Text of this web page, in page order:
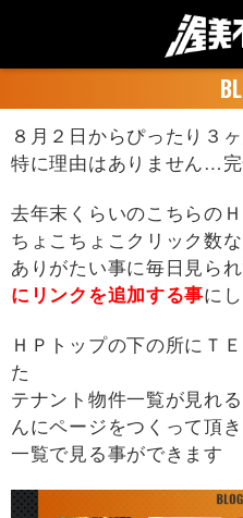
８月２日からぴったり３
特に理由はありません…
去年末くらいのこちらの
ちょこちょこクリック数
ありがたい事に毎日見ら
にリンクを追加する事に
ＨＰトップの下の所にＴ
た
テナント物件一覧が見れ
んにページをつくって頂き
一覧で見る事ができます